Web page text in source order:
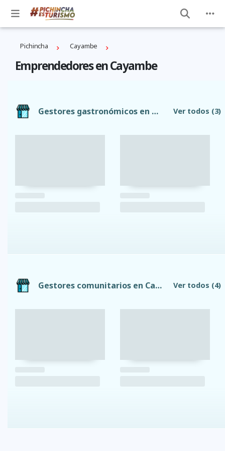
Pichincha Cayambe
Emprendedores en Cayambe
Gestores gastronómicos en Cayambe Ver todos (3)
Gestores comunitarios en Cayambe Ver todos (4)